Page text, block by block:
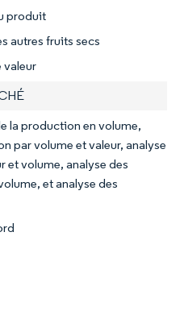
produit
autres fruits secs
valeur
la production en volume,
par volume et valeur, analyse
et volume, analyse des
et analyse des